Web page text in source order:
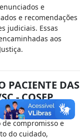
e
e recomendações
judiciais. Essas
aos
PACIENTE DAS
- COSEP
segurança do
compromisso e
do cuidado,